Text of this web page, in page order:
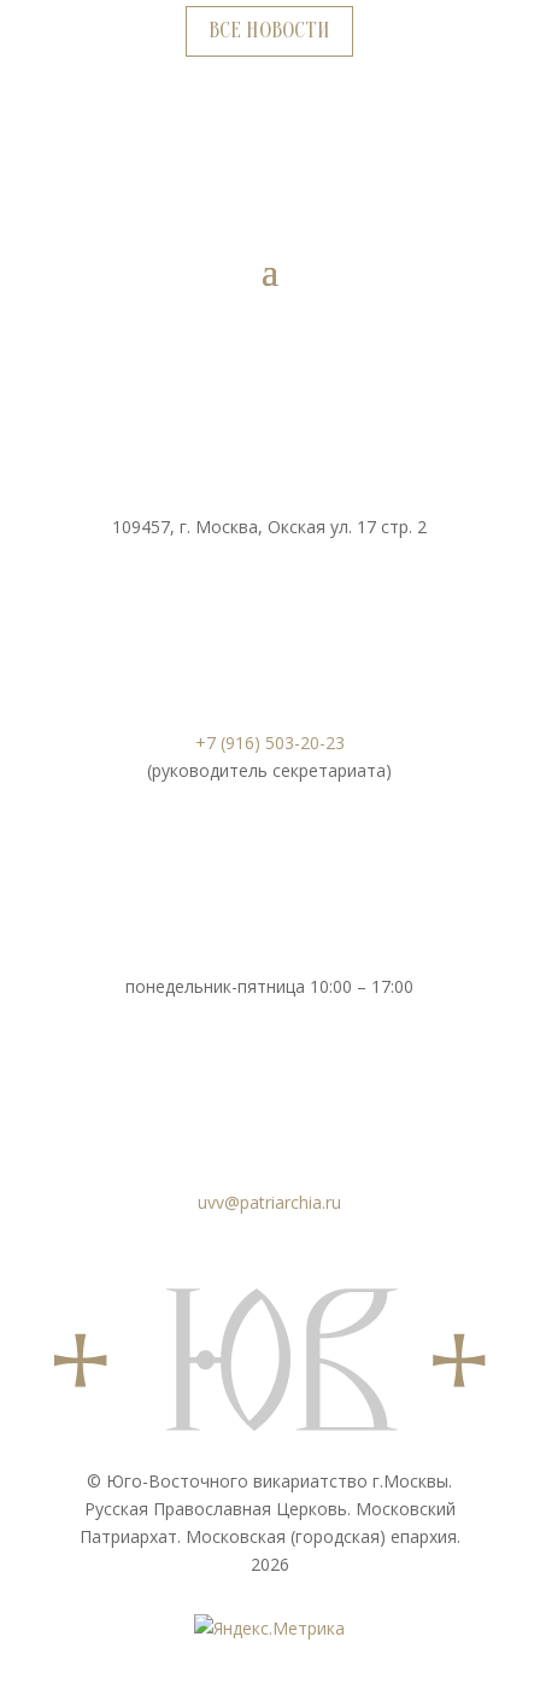
ВСЕ НОВОСТИ
109457, г. Москва, Окская ул. 17 стр. 2
+7 (916) 503-20-23
(руководитель секретариата)
понедельник-пятница 10:00 – 17:00
uvv@patriarchia.ru
© Юго-Восточного викариатствo г.Москвы.
Русская Православная Церковь. Московский
Патриархат. Московская (городская) епархия.
2026